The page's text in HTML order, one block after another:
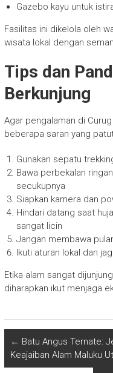
Gazebo kayu untuk
Fasilitas ini dikelola oleh
wisata lokal dengan
Tips dan
Berkunjung
Agar pengalaman di
beberapa saran yang
Gunakan sepatu
Bawa perbekalan
secukupnya
Siapkan kamera dan
Hindari datang saat
sangat licin
Jangan membawa
Ikuti aturan lokal dan
Etika alam sangat
diharapkan ikut menjaga
← Batu Angus Ternate:
Keajaiban Alam Maluku